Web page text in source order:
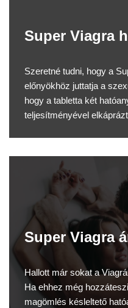
Super Viagra
Szeretné tudni, hogy a
előnyökhöz juttatja a
hogy a tabletta két
teljesítményével
Super Viagra
Hallott már sokat a
Ha ehhez még
magömlés késleltető